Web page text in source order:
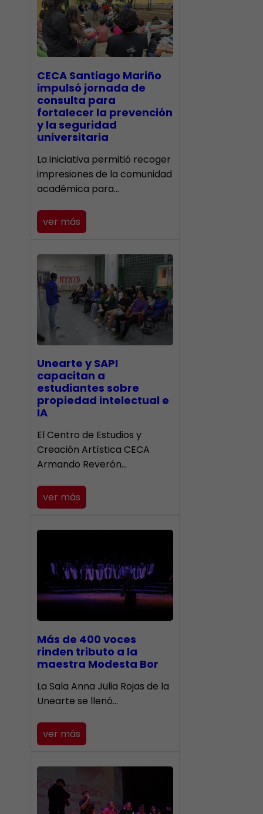
CECA Santiago Mariño
impulsó jornada de
consulta para
fortalecer la prevención
y la seguridad
universitaria
La iniciativa permitió recoger
impresiones de la comunidad
académica para…
ver más
Unearte y SAPI
capacitan a
estudiantes sobre
propiedad intelectual e
IA
El Centro de Estudios y
Creación Artística CECA
Armando Reverón…
ver más
Más de 400 voces
rinden tributo a la
maestra Modesta Bor
​La Sala Anna Julia Rojas de la
Unearte se llenó…
ver más